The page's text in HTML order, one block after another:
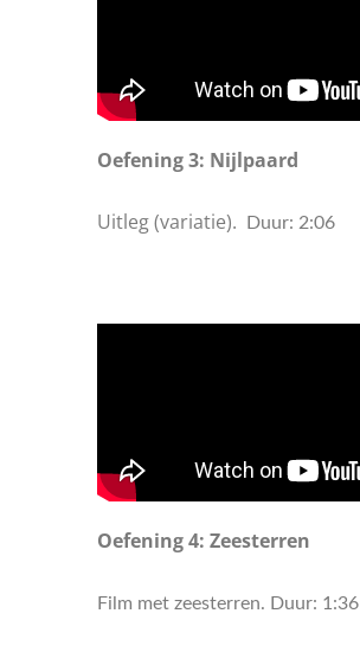
Oefening 3: Nijlpaard
Uitleg (variatie). Duur: 2:06
Oefening 4: Zeesterren
Film met zeesterren. Duur: 1:36